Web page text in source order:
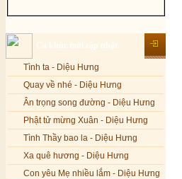
Ca khúc mới cập nhật
Tình ta - Diệu Hưng
Quay về nhé - Diệu Hưng
Ân trọng song đường - Diệu Hưng
Phật tử mừng Xuân - Diệu Hưng
Tình Thầy bao la - Diệu Hưng
Xa quê hương - Diệu Hưng
Con yêu Mẹ nhiều lắm - Diệu Hưng